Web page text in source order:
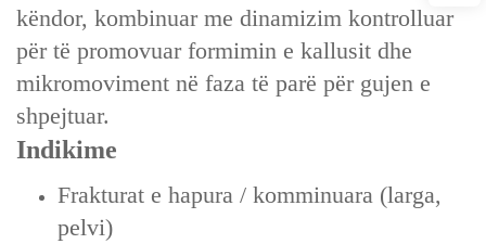
këndor, kombinuar me dinamizim kontrolluar
për të promovuar formimin e kallusit dhe
mikromoviment në faza të parë për gujen e
shpejtuar.
Indikime
Frakturat e hapura / komminuara (larga,
pelvi)